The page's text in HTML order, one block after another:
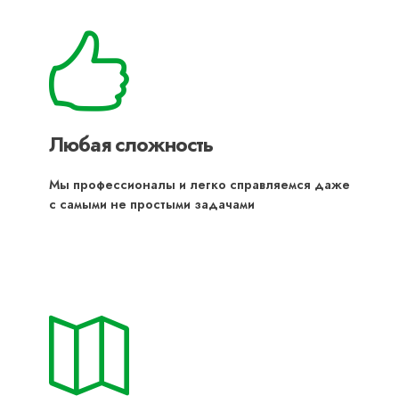
Любая сложность
Мы профессионалы и легко справляемся даже
с самыми не простыми задачами